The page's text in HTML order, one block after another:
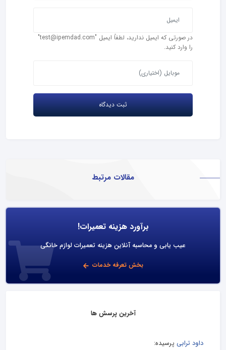
مقالات مرتبط
برآورد هزینه تعمیرات!
عیب یابی و محاسبه آنلاین هزینه تعمیرات لوازم خانگی
بخش تعرفه خدمات
در صورتی که ایمیل ندارید، لطفاً ایمیل "test@ipemdad.com"
را وارد کنید.
آخرین پرسش ها
داود ترابی پرسیده: